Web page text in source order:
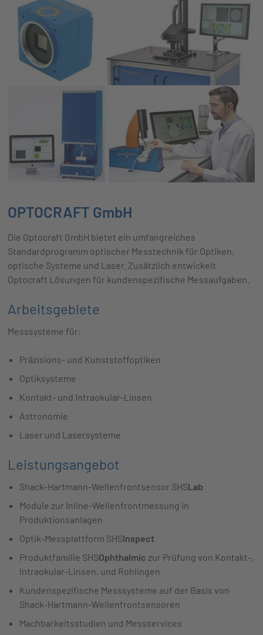
OPTOCRAFT GmbH
Die Optocraft GmbH bietet ein umfangreiches
Standardprogramm optischer Messtechnik für Optiken,
optische Systeme und Laser. Zusätzlich entwickelt
Optocraft Lösungen für kundenspezifische Messaufgaben.
Arbeitsgebiete
Messsysteme für:
Präzisions- und Kunststoffoptiken
Optiksysteme
Kontakt- und Intraokular-Linsen
Astronomie
Laser und Lasersysteme
Leistungsangebot
Shack-Hartmann-Wellenfrontsensor SHSLab
Module zur Inline-Wellenfrontmessung in
Produktionsanlagen
Optik-Messplattform SHSInspect
Produktfamilie SHSOphthalmic zur Prüfung von Kontakt-,
Intraokular-Linsen, und Rohlingen
Kundenspezifische Messsysteme auf der Basis von
Shack-Hartmann-Wellenfrontsensoren
Machbarkeitsstudien und Messservices